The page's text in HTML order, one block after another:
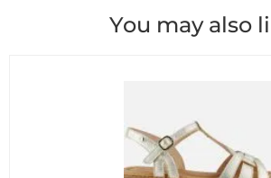
You may also